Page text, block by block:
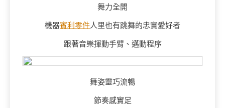
舞力全開
機器賓利零件人里也有跳舞的忠實愛好者
跟著音樂揮動手臂、邁動程序
舞姿靈巧流暢
節奏感實足